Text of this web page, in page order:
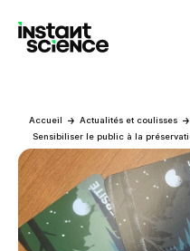
Accueil
Actualités et coulisses
Sensibiliser le public à la